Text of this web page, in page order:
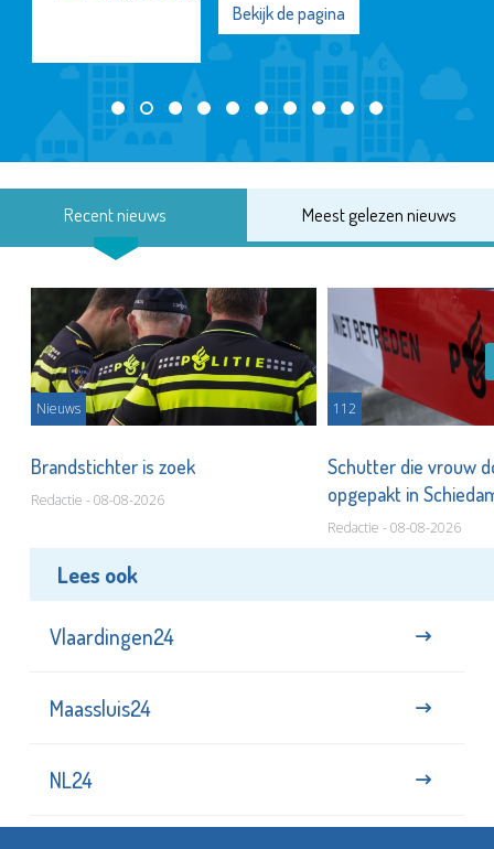
Bekijk de pagina
Recent nieuws Meest gelezen nieuws
Nieuws
Brandstichter is zoek
Redactie - 08-08-2026
112
Schutter die vrouw
opgepakt in
Redactie - 08-08-2026
Lees ook
Vlaardingen24
Maassluis24
NL24